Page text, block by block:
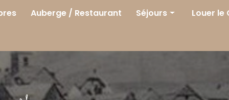
Auberge / Restaurant Séjours
Printemps
Automne
Louer le